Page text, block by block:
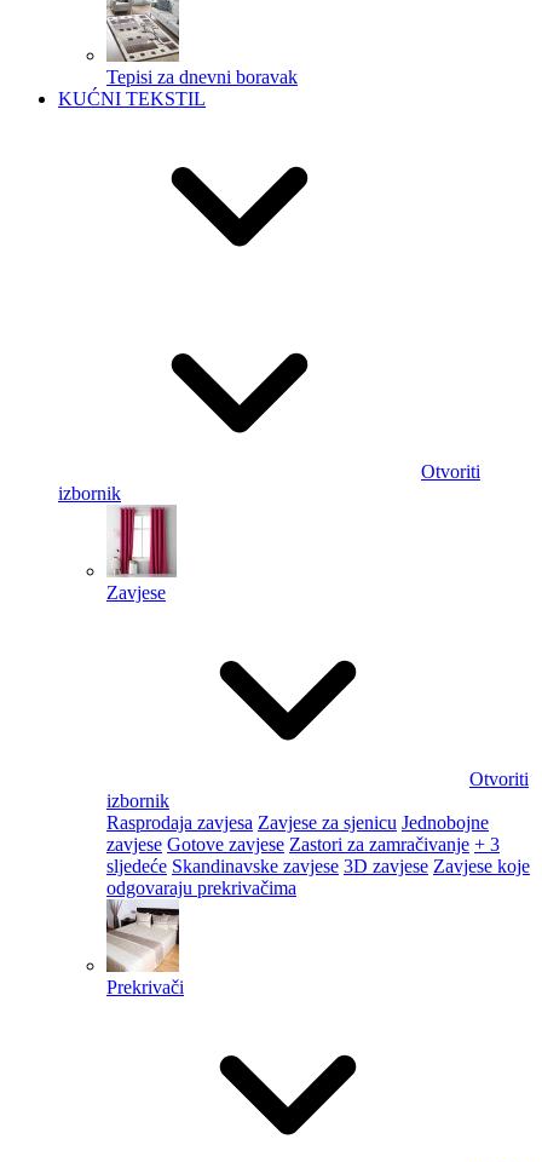
Tepisi za dnevni boravak
KUĆNI TEKSTIL
Otvoriti
izbornik
Zavjese
Otvoriti
izbornik
Rasprodaja zavjesa Zavjese za sjenicu Jednobojne
zavjese Gotove zavjese Zastori za zamračivanje + 3
sljedeće Skandinavske zavjese 3D zavjese Zavjese koje
odgovaraju prekrivačima
Prekrivači